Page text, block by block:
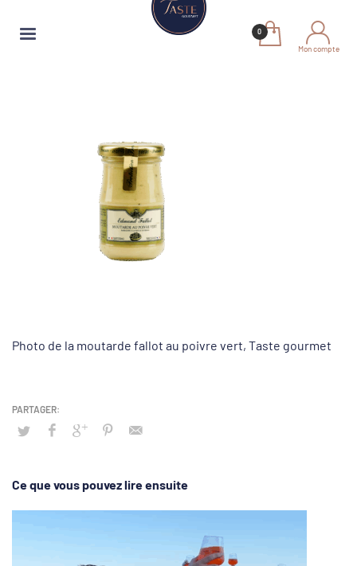
Mon compte
Photo de la moutarde fallot au poivre vert, Taste gourmet
Ce que vous pouvez lire ensuite